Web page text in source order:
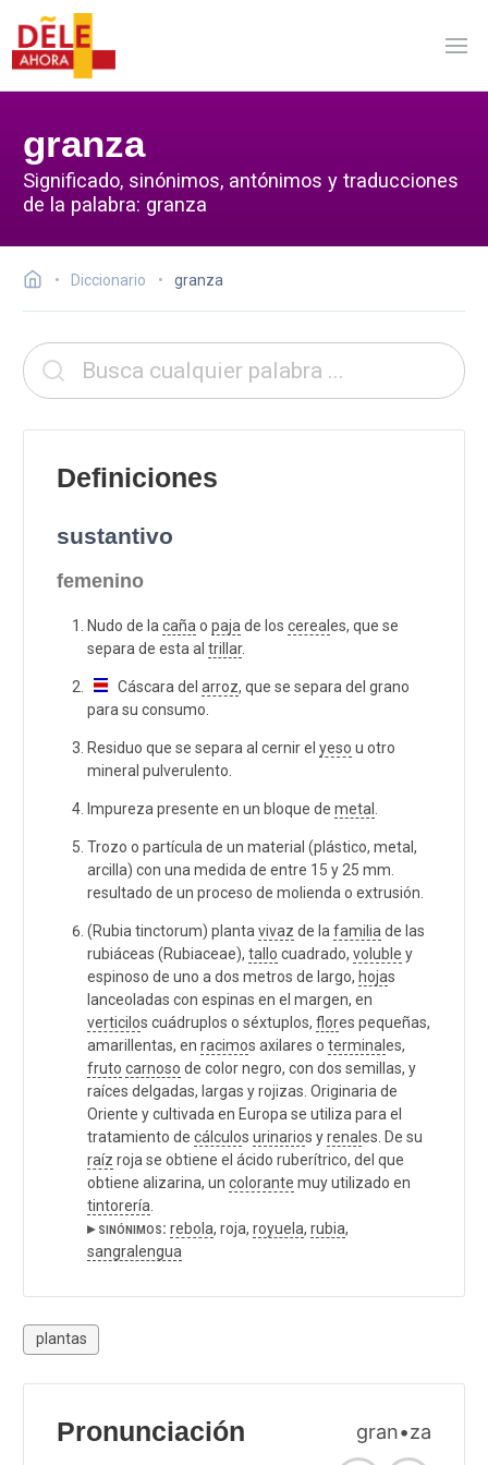
granza
Significado, sinónimos, antónimos y traducciones
de la palabra: granza
Diccionario granza
Definiciones
sustantivo
femenino
Nudo de la caña o paja de los cereal es, que se
separa de esta al trillar.
Cáscara del arroz, que se separa del grano
para su consumo.
Residuo que se separa al cernir el yeso u otro
mineral pulverulento.
Impureza presente en un bloque de metal
Trozo o partícula de un material (plástico, metal,
arcilla) con una medida de entre 15 y 25 mm.
resultado de un proceso de molienda o extrusión.
(Rubia tinctorum) planta vivaz de la familia de las
rubiáceas (Rubiaceae), tallo cuadrado, voluble y
espinoso de uno a dos metros de largo, hojas
lanceoladas con espinas en el margen, en
verticilos cuádruplos o séxtuplos, flores pequeñas,
amarillentas, en racimos axilares o terminal es,
fruto carnoso de color negro, con dos semillas, y
raíces delgadas, largas y rojizas. Originaria de
Oriente y cultivada en Europa se utiliza para el
tratamiento de cálculos urinarios yrenal es. De su
raíz roja se obtiene el ácido ruberítrico, del que
obtiene alizarina, un colorante muy utilizado en
tintorería
▸ sinónimos: rebola, roja, royuela, rubia,
sangralengua
plantas
Pronunciación gran•za